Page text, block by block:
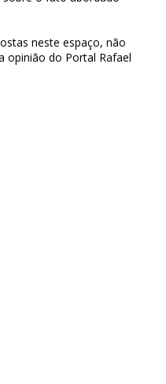
neste espaço, não
opinião do Portal Rafael